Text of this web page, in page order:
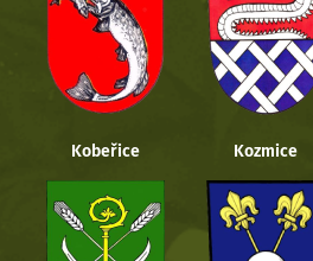
Kobeřice Kozmice